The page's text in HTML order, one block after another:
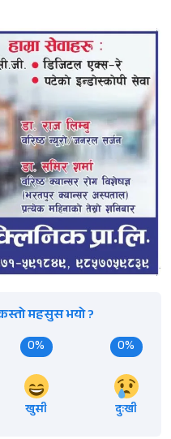
महसुस भयो ?
0%
खुसी
0%
दुःखी